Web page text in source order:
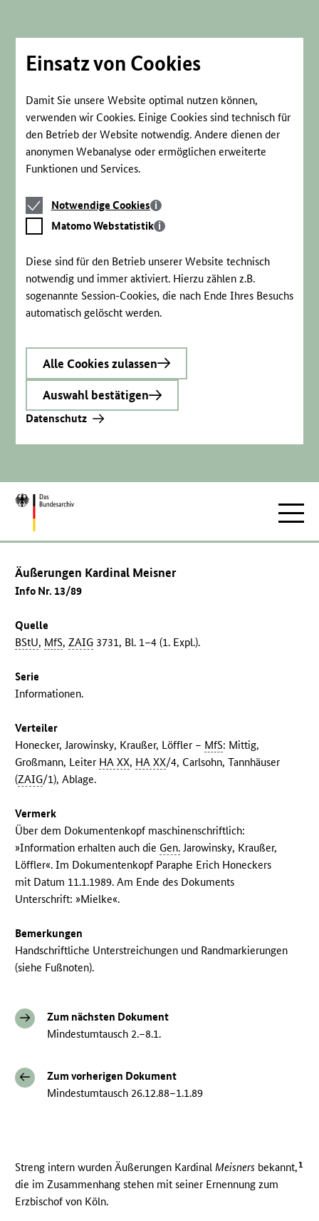
Einsatz von Cookies
Damit Sie unsere Website optimal nutzen können,
verwenden wir Cookies. Einige Cookies sind technisch für
den Betrieb der Website notwendig. Andere dienen der
anonymen Webanalyse oder ermöglichen erweiterte
Funktionen und Services.
Notwendige
Cookies
Notwendige Cookies
Matomo
Webstatistik
Matomo Webstatistik
Diese sind für den Betrieb unserer Website technisch
notwendig und immer aktiviert. Hierzu zählen z.B.
sogenannte Session-Cookies, die nach Ende Ihres Besuchs
automatisch gelöscht werden.
Alle Cookies zulassen
Auswahl bestätigen
Datenschutz
Zur
Äußerungen Kardinal Meisner
Info Nr. 13/89
Quelle
BStU, MfS,ZAIG 3731, Bl. 1–4 (1. Expl.).
Serie
Informationen.
Verteiler
Honecker, Jarowinsky, Kraußer, Löffler – MfS: Mittig,
Großmann, Leiter HA XX, HA XX/4, Carlsohn, Tannhäuser
(ZAIG/1), Ablage.
Vermerk
Über dem Dokumentenkopf maschinenschriftlich:
»Information erhalten auch die Gen. Jarowinsky, Kraußer,
Löffler«. Im Dokumentenkopf Paraphe Erich Honeckers
mit Datum 11.1.1989. Am Ende des Dokuments
Unterschrift: »Mielke«.
Bemerkungen
Handschriftliche Unterstreichungen und Randmarkierungen
(siehe Fußnoten).
Zum nächsten Dokument
Mindestumtausch 2.–8.1.
Zum vorherigen Dokument
Mindestumtausch 26.12.88–1.1.89
Streng intern wurden Äußerungen KardinalMeisners bekannt,1
die im Zusammenhang stehen mit seiner Ernennung zum
Erzbischof von Köln.